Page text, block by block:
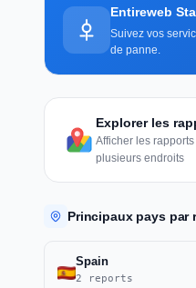
Entireweb
Suivez vos
de panne.
Explorer les
Afficher les
plusieurs endroits
Principaux pays
Spain
2 reports